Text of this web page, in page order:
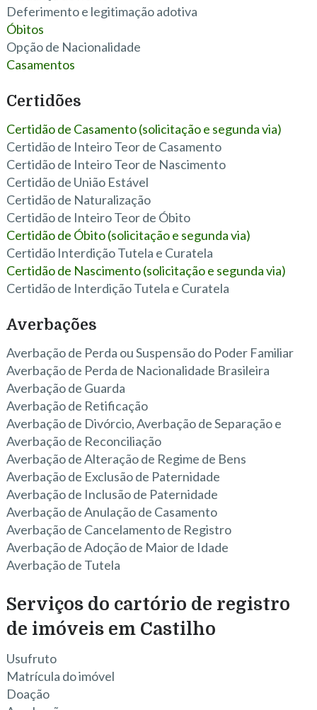
Deferimento e legitimação adotiva
Óbitos
Opção de Nacionalidade
Casamentos
Certidões
Certidão de Casamento (solicitação e segunda via)
Certidão de Inteiro Teor de Casamento
Certidão de Inteiro Teor de Nascimento
Certidão de União Estável
Certidão de Naturalização
Certidão de Inteiro Teor de Óbito
Certidão de Óbito (solicitação e segunda via)
Certidão Interdição Tutela e Curatela
Certidão de Nascimento (solicitação e segunda via)
Certidão de Interdição Tutela e Curatela
Averbações
Averbação de Perda ou Suspensão do Poder Familiar
Averbação de Perda de Nacionalidade Brasileira
Averbação de Guarda
Averbação de Retificação
Averbação de Divórcio, Averbação de Separação e
Averbação de Reconciliação
Averbação de Alteração de Regime de Bens
Averbação de Exclusão de Paternidade
Averbação de Inclusão de Paternidade
Averbação de Anulação de Casamento
Averbação de Cancelamento de Registro
Averbação de Adoção de Maior de Idade
Averbação de Tutela
Serviços do cartório de registro
de imóveis em Castilho
Usufruto
Matrícula do imóvel
Doação